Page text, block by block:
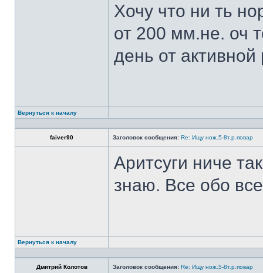
Хочу что ни ть
от 200 мм.не. оч
день от
Вернуться к началу
faiver90 Заголовок сообщения: Re: Ищу нож.5-8т.р.повар
Аритсуги ниче
знаю. Все обо
Вернуться к началу
Дмитрий Колотов Заголовок сообщения: Re: Ищу нож.5-8т.р.повар